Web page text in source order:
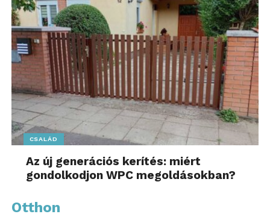
CSALÁD
Az új generációs kerítés: miért
gondolkodjon WPC megoldásokban?
Otthon